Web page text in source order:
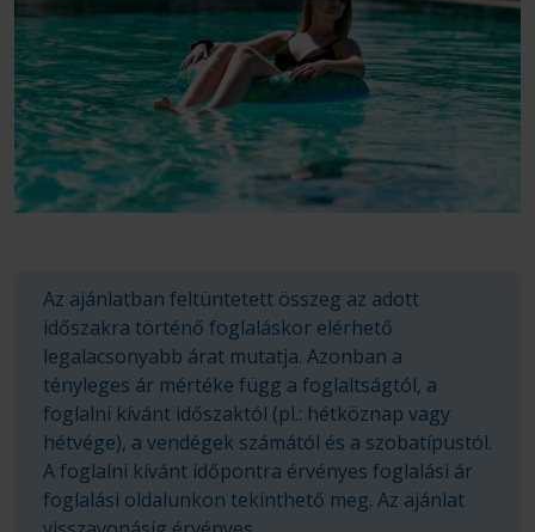
Az ajánlatban feltüntetett összeg az adott
időszakra történő foglaláskor elérhető
legalacsonyabb árat mutatja. Azonban a
tényleges ár mértéke függ a foglaltságtól, a
foglalni kívánt időszaktól (pl.: hétköznap vagy
hétvége), a vendégek számától és a szobatípustól.
A foglalni kívánt időpontra érvényes foglalási ár
foglalási oldalunkon tekinthető meg. Az ajánlat